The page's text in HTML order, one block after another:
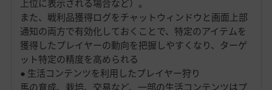
上位に表示される場合など）。
また、戦利品獲得ログをチャットウィンドウと画面上部
通知の両方で有効化しておくことで、特定のアイテムを
獲得したプレイヤーの動向を把握しやすくなり、ターゲ
ット特定の精度を高められる
● 生活コンテンツを利用したプレイヤー狩り
馬の育成、栽培、交易など、一部の生活コンテンツはプ